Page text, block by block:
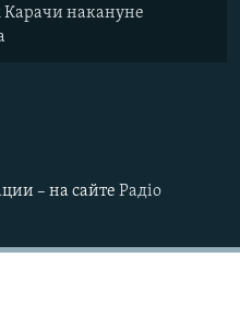
Карачи накануне
– на сайте Радіо